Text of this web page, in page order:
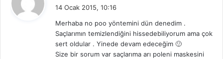
i
k
i
14 Ocak 2015, 10:16
Merhaba no poo yöntemini dün denedim .
Saçlarımın temizlendiğini hissedebiliyorum ama çok
sert oldular . Yinede devam edeceğim 🙂
Size bir sorum var saçlarıma arı poleni maskesini